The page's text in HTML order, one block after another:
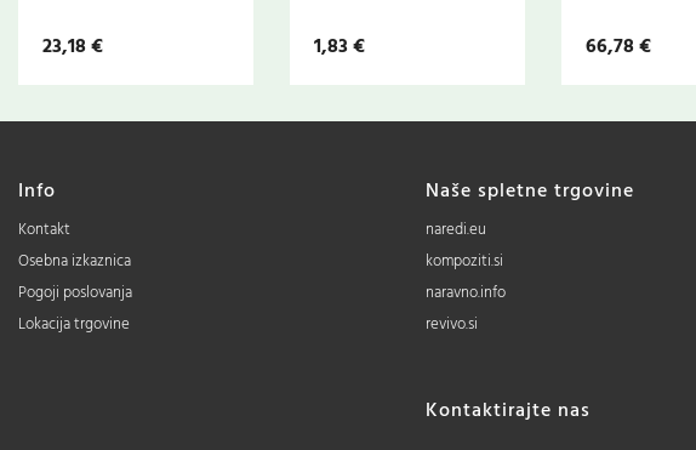
23,18 € 1,83 € 66,78 €
Info
Kontakt
Osebna izkaznica
Pogoji poslovanja
Lokacija trgovine
Naše spletne trgovine
naredi.eu
kompoziti.si
naravno.info
revivo.si
Kontaktirajte nas